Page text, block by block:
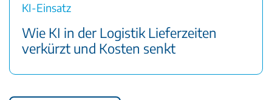
KI-Einsatz
Wie KI in der Logistik Lieferzeiten
verkürzt und Kosten senkt